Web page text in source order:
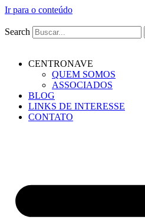
Ir para o conteúdo
Search
CENTRONAVE
QUEM SOMOS
ASSOCIADOS
BLOG
LINKS DE INTERESSE
CONTATO